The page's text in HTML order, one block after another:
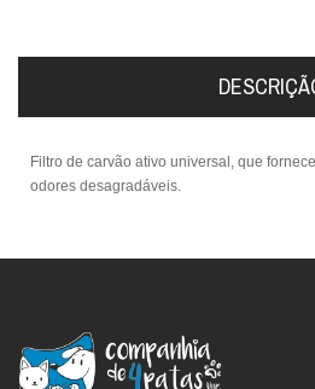
Filtro de carvão ativo universal, que
odores desagradáveis.